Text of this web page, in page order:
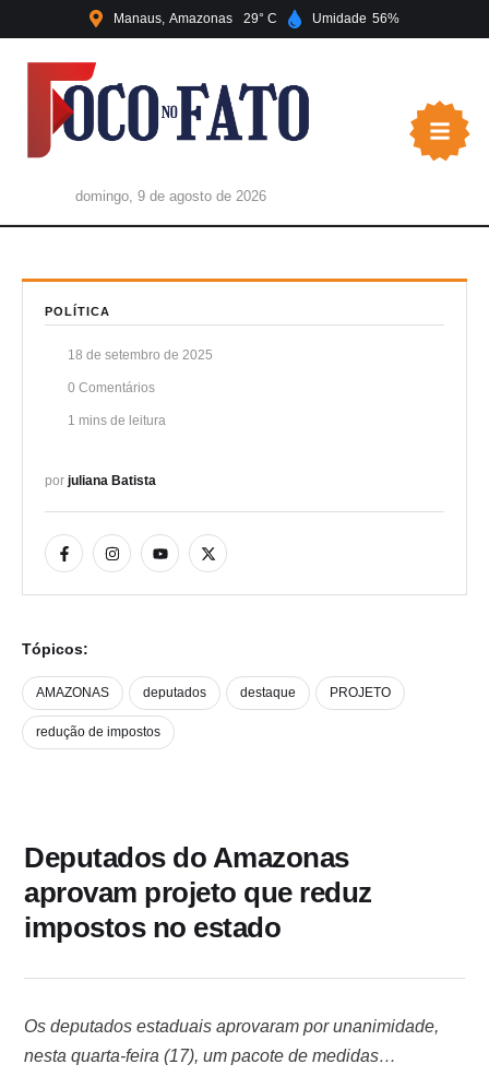
Manaus Amazonas 29 Umidade 56
domingo, 9 de agosto de 2026
POLÍTICA
18 de setembro de 2025
0 Comentários
1 mins de leitura
por juliana Batista
Tópicos:
AMAZONAS deputados destaque PROJETO
redução de impostos
Deputados do Amazonas
aprovam projeto que reduz
impostos no estado
Os deputados estaduais aprovaram por unanimidade,
nesta quarta-feira (17), um pacote de medidas